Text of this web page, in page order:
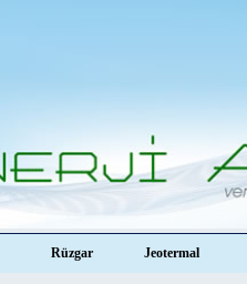
Rüzgar Jeotermal